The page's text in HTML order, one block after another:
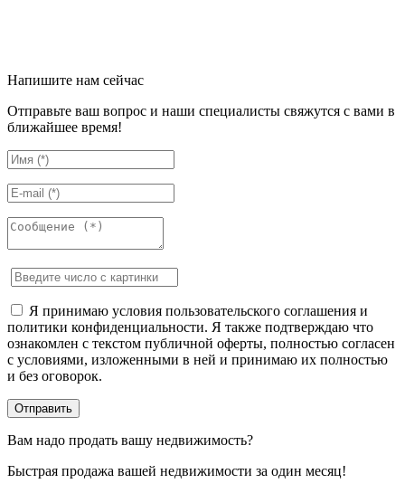
Напишите нам сейчас
Отправьте ваш вопрос и наши специалисты свяжутся с вами в
ближайшее время!
Я принимаю условия пользовательского соглашения и
политики конфиденциальности. Я также подтверждаю что
ознакомлен с текстом публичной оферты, полностью согласен
с условиями, изложенными в ней и принимаю их полностью
и без оговорок.
Вам надо продать вашу недвижимость?
Быстрая продажа вашей недвижимости за один месяц!